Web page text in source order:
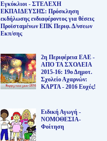
Εγκύκλιοι - ΣΤΕΛΕΧΗ
ΕΚΠΑΙΔΕΥΣΗΣ: Πρόσκληση
εκδήλωσης ενδιαφέροντος για θέσεις
Προϊσταμένων ΕΠΚ Περιφ. Δ/νσεων
Εκπ/σης
2η Περιφέρεια ΕΑΕ -
ΑΠΟ ΤΑ ΣΧΟΛΕΙΑ
2015-16: 19ο Δημοτ.
Σχολείο Αχαρνών:
ΚΑΡΤΑ - 2016 Ευχές!
Ειδική Αγωγή -
ΝΟΜΟΘΕΣΙΑ-
Φοίτηση